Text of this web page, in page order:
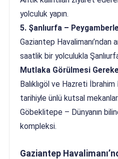
yolculuk yapın.
5. Şanlıurfa –
Gaziantep Havalimanı’ndan
saatlik bir yolculukla
Mutlaka Görülmesi
Balıklıgöl ve Hazreti
tarihiyle ünlü kutsal mekanlar.
Göbeklitepe – Dünyanın
kompleksi.
Gaziantep